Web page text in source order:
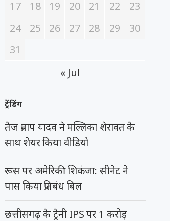
17 18 19 20 21 22
23
24
25 26 27 28 29
30
31
« Jul
ट्रेंडिंग
तेज प्रताप यादव ने मल्लिका शेरावत के
साथ शेयर किया वीडियो
रूस पर अमेरिकी शिकंजा: सीनेट ने
पास किया प्रतिबंध बिल
छत्तीसगढ़ के ट्रेनी IPS पर 1 करोड़